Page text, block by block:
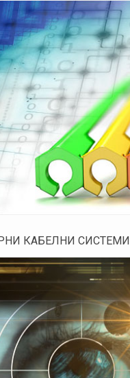
КАБЕЛНИ СИСТЕМИ